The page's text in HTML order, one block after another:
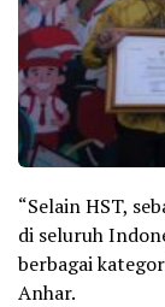
“Selain HST,
di seluruh
berbagai
Anhar.